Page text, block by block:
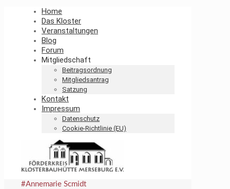
Home
Das Kloster
Veranstaltungen
Blog
Forum
Mitgliedschaft
Beitragsordnung
Mitgliedsantrag
Satzung
Kontakt
Impressum
Datenschutz
Cookie-Richtlinie (EU)
#Annemarie Scmidt